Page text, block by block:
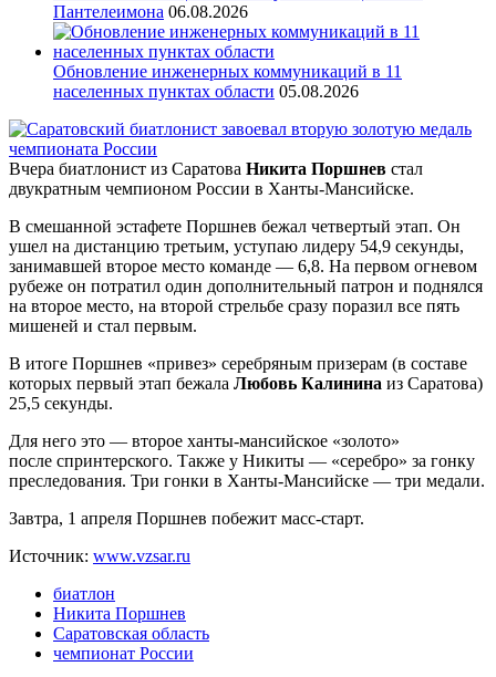
Пантелеимона 06.08.2026
Обновление инженерных коммуникаций в 11
населенных пунктах области 05.08.2026
Вчера биатлонист из Саратова Никита Поршнев стал
двукратным чемпионом России в Ханты-Мансийске.
В смешанной эстафете Поршнев бежал четвертый этап. Он
ушел на дистанцию третьим, уступаю лидеру 54,9 секунды,
занимавшей второе место команде — 6,8. На первом огневом
рубеже он потратил один дополнительный патрон и поднялся
на второе место, на второй стрельбе сразу поразил все пять
мишеней и стал первым.
В итоге Поршнев «привез» серебряным призерам (в составе
которых первый этап бежала Любовь Калинина из Саратова)
25,5 секунды.
Для него это — второе ханты-мансийское «золото»
после спринтерского. Также у Никиты — «серебро» за гонку
преследования. Три гонки в Ханты-Мансийске — три медали.
Завтра, 1 апреля Поршнев побежит масс-старт.
Источник: www.vzsar.ru
биатлон
Никита Поршнев
Саратовская область
чемпионат России